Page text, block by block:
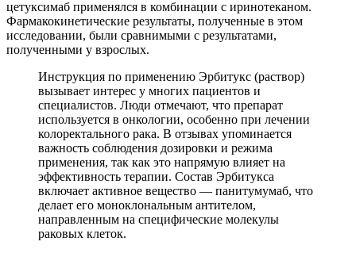
цетуксимаб применялся в комбинации с иринотеканом.
Фармакокинетические результаты, полученные в этом
исследовании, были сравнимыми с результатами,
полученными у взрослых.
Инструкция по применению Эрбитукс (раствор)
вызывает интерес у многих пациентов и
специалистов. Люди отмечают, что препарат
используется в онкологии, особенно при лечении
колоректального рака. В отзывах упоминается
важность соблюдения дозировки и режима
применения, так как это напрямую влияет на
эффективность терапии. Состав Эрбитукса
включает активное вещество — панитумумаб, что
делает его моноклональным антителом,
направленным на специфические молекулы
раковых клеток.